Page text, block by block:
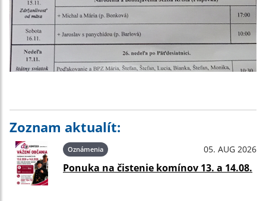
Zoznam aktualít:
Oznámenia 05. AUG 2026
Ponuka na čistenie komínov 13. a 14.08.